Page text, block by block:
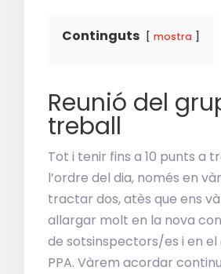
Continguts mostra
Reunió del
treball
Tot i tenir fins a 10 punts a
l’ordre del dia, només en
tractar dos, atès que ens
allargar molt en la nova
de sotsinspectors/es i en el
PPA. Vàrem acordar